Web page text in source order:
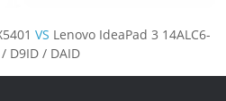
VS Lenovo IdeaPad 3 14ALC6-
D9ID / DAID